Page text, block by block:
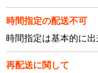
時間指定の配送不可
時間指定は基本的に出
再配送に関して